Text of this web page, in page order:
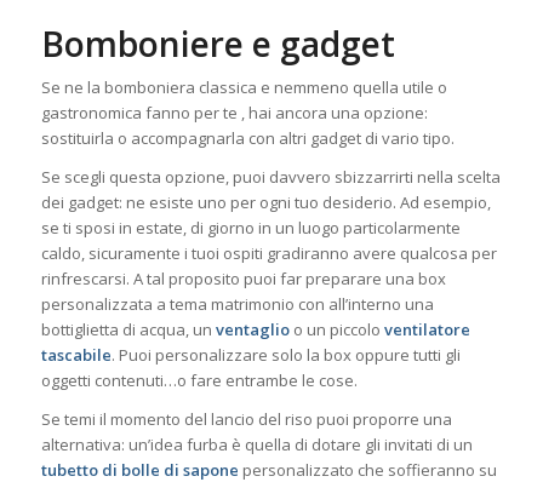
Bomboniere e gadget
Se ne la bomboniera classica e nemmeno quella utile o
gastronomica fanno per te , hai ancora una opzione:
sostituirla o accompagnarla con altri gadget di vario tipo.
Se scegli questa opzione, puoi davvero sbizzarrirti nella scelta
dei gadget: ne esiste uno per ogni tuo desiderio. Ad esempio,
se ti sposi in estate, di giorno in un luogo particolarmente
caldo, sicuramente i tuoi ospiti gradiranno avere qualcosa per
rinfrescarsi. A tal proposito puoi far preparare una box
personalizzata a tema matrimonio con all’interno una
bottiglietta di acqua, un ventaglioo un piccolo ventilatore
tascabile. Puoi personalizzare solo la box oppure tutti gli
oggetti contenuti…o fare entrambe le cose.
Se temi il momento del lancio del riso puoi proporre una
alternativa: un’idea furba è quella di dotare gli invitati di un
tubetto di bolle di sapone personalizzato che soffieranno su